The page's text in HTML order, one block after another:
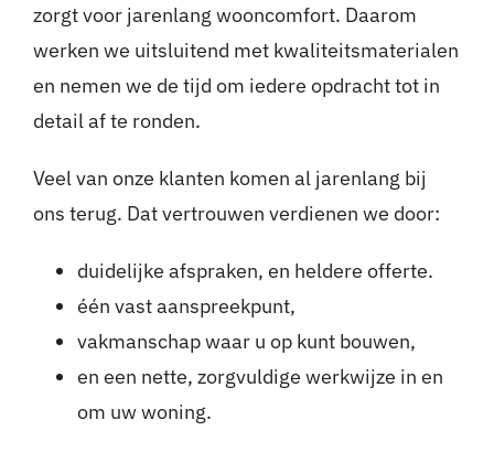
zorgt voor jarenlang wooncomfort. Daarom
werken we uitsluitend met kwaliteitsmaterialen
en nemen we de tijd om iedere opdracht tot in
detail af te ronden.
Veel van onze klanten komen al jarenlang bij
ons terug. Dat vertrouwen verdienen we door:
duidelijke afspraken, en heldere offerte.
één vast aanspreekpunt,
vakmanschap waar u op kunt bouwen,
en een nette, zorgvuldige werkwijze in en
om uw woning.